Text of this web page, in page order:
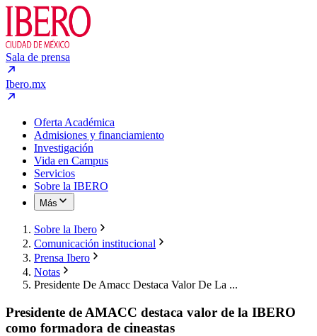
Sala de prensa
Ibero.mx
Oferta Académica
Admisiones y financiamiento
Investigación
Vida en Campus
Servicios
Sobre la IBERO
Más
Sobre la Ibero
Comunicación institucional
Prensa Ibero
Notas
Presidente De Amacc Destaca Valor De La ...
Presidente de AMACC destaca valor de la IBERO
como formadora de cineastas